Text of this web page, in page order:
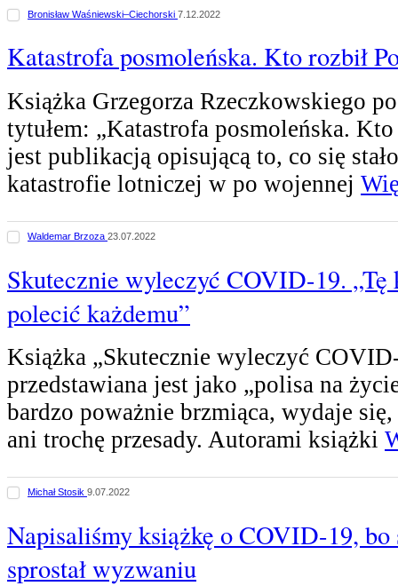
Bronisław Waśniewski–Ciechorski 7.12.2022
Katastrofa posmoleńska. Kto rozbił
Książka Grzegorza Rzeczkowskiego
tytułem: „Katastrofa posmoleńska.
jest publikacją opisującą to, co się
katastrofie lotniczej w po wojennej
Waldemar Brzoza 23.07.2022
Skutecznie wyleczyć COVID-19. „Tę
polecić każdemu”
Książka „Skutecznie wyleczyć
przedstawiana jest jako „polisa na
bardzo poważnie brzmiąca, wydaje
ani trochę przesady. Autorami książki
Michał Stosik 9.07.2022
Napisaliśmy książkę o COVID-19, bo
sprostał wyzwaniu